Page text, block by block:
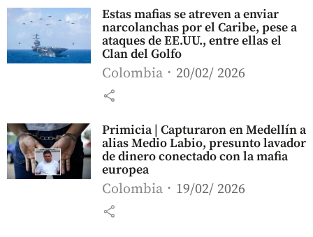
Estas mafias se atreven a enviar
narcolanchas por el Caribe, pese a
ataques de EE.UU., entre ellas el
Clan del Golfo
Colombia 20/02/ 2026
share
Primicia | Capturaron en Medellín a
alias Medio Labio, presunto lavador
de dinero conectado con la mafia
europea
Colombia 19/02/ 2026
share